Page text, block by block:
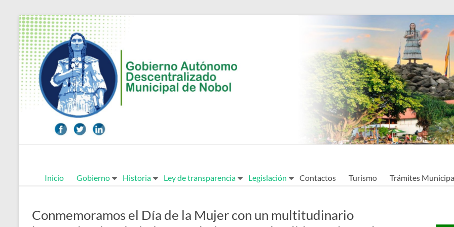
Saltar
al
contenido
Ciudadana
Inicio Gobierno Historia Ley de transparencia Legislación Contactos Turismo Trámites
Conmemoramos el Día de la Mujer con un multitudinario